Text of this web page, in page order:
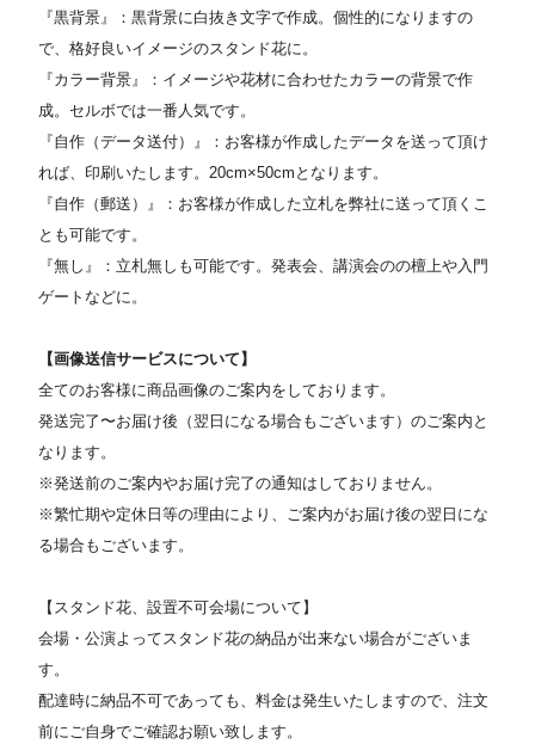
『黒背景』：黒背景に白抜き文字で作成。個性的になりますの
で、格好良いイメージのスタンド花に。
『カラー背景』：イメージや花材に合わせたカラーの背景で作
成。セルボでは一番人気です。
『自作（データ送付）』：お客様が作成したデータを送って頂け
れば、印刷いたします。20cm×50cmとなります。
『自作（郵送）』：お客様が作成した立札を弊社に送って頂くこ
とも可能です。
『無し』：立札無しも可能です。発表会、講演会のの檀上や入門
ゲートなどに。
【画像送信サービスについて】
全てのお客様に商品画像のご案内をしております。
発送完了〜お届け後（翌日になる場合もございます）のご案内と
なります。
※発送前のご案内やお届け完了の通知はしておりません。
※繁忙期や定休日等の理由により、ご案内がお届け後の翌日にな
る場合もございます。
【スタンド花、設置不可会場について】
会場・公演よってスタンド花の納品が出来ない場合がございま
す。
配達時に納品不可であっても、料金は発生いたしますので、注文
前にご自身でご確認お願い致します。